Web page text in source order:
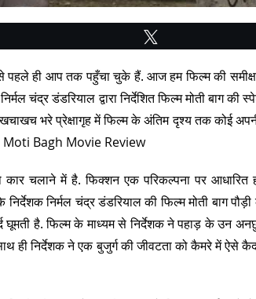
पहले ही आप तक पहुँचा चुके हैं. आज हम फिल्म की
चंद्र डंडरियाल द्वारा निर्देशित फिल्म मोती बाग की
खचाखच भरे प्रेक्षागृह में फिल्म के अंतिम दृश्य तक कोई
Moti Bagh Movie Review
चलाने में है. फिक्शन एक परिकल्पना पर आधारित
निर्मल चंद्र डंडरियाल की फिल्म मोती बाग
घूमती है. फिल्म के माध्यम से निर्देशक ने पहाड़ के उन
निर्देशक ने एक बुजुर्ग की जीवटता को कैमरे में ऐसे कैद